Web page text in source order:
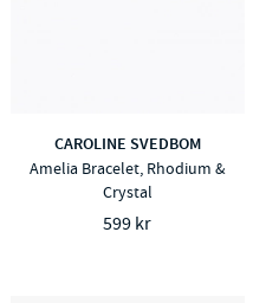
CAROLINE SVEDBOM
Amelia Bracelet, Rhodium &
Crystal
599 kr